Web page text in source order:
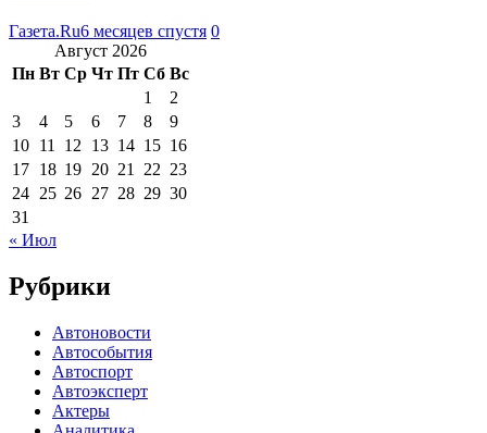
Газета.Ru6 месяцев спустя 0
Август 2026
Пн Вт Ср Чт Пт Сб Вс
1
2
3
4 5 6 7 8
9
10 11 12 13 14 15 16
17 18 19 20 21 22 23
24 25 26 27 28 29 30
31
« Июл
Рубрики
Автоновости
Автособытия
Автоспорт
Автоэксперт
Актеры